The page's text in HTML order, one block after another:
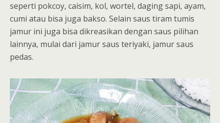
seperti pokcoy, caisim, kol, wortel, daging sapi, ayam,
cumi atau bisa juga bakso. Selain saus tiram tumis
jamur ini juga bisa dikreasikan dengan saus pilihan
lainnya, mulai dari jamur saus teriyaki, jamur saus
pedas.